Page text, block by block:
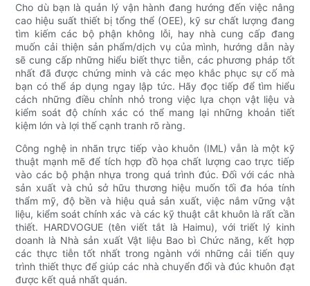
Cho dù bạn là quản lý vận hành đang hướng đến việc nâng
cao hiệu suất thiết bị tổng thể (OEE), kỹ sư chất lượng đang
tìm kiếm các bộ phận không lỗi, hay nhà cung cấp đang
muốn cải thiện sản phẩm/dịch vụ của mình, hướng dẫn này
sẽ cung cấp những hiểu biết thực tiễn, các phương pháp tốt
nhất đã được chứng minh và các mẹo khắc phục sự cố mà
bạn có thể áp dụng ngay lập tức. Hãy đọc tiếp để tìm hiểu
cách những điều chỉnh nhỏ trong việc lựa chọn vật liệu và
kiểm soát độ chính xác có thể mang lại những khoản tiết
kiệm lớn và lợi thế cạnh tranh rõ ràng.
Công nghệ in nhãn trực tiếp vào khuôn (IML) vẫn là một kỹ
thuật mạnh mẽ để tích hợp đồ họa chất lượng cao trực tiếp
vào các bộ phận nhựa trong quá trình đúc. Đối với các nhà
sản xuất và chủ sở hữu thương hiệu muốn tối đa hóa tính
thẩm mỹ, độ bền và hiệu quả sản xuất, việc nắm vững vật
liệu, kiểm soát chính xác và các kỹ thuật cắt khuôn là rất cần
thiết. HARDVOGUE (tên viết tắt là Haimu), với triết lý kinh
doanh là Nhà sản xuất Vật liệu Bao bì Chức năng, kết hợp
các thực tiễn tốt nhất trong ngành với những cải tiến quy
trình thiết thực để giúp các nhà chuyển đổi và đúc khuôn đạt
được kết quả nhất quán.